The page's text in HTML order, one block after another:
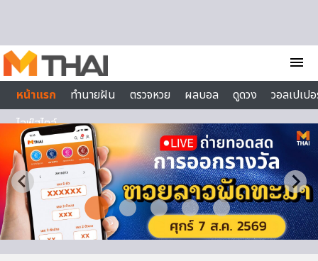
menu
หน้าแรก
ทำนายฝัน ตรวจหวย ผลบอล ดูดวง
วอลเปเป
ไลฟ์สไตล์